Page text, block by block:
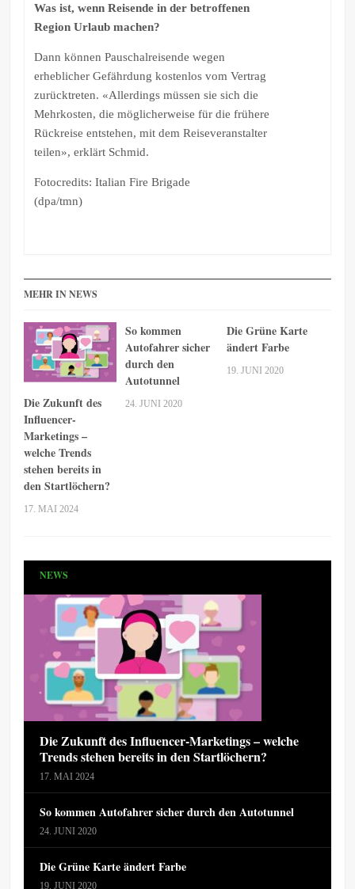
Was ist, wenn Reisende in der betroffenen
Region Urlaub machen?
Dann können Pauschalreisende wegen
erheblicher Gefährdung kostenlos vom Vertrag
zurücktreten. «Allerdings müssen sie sich die
Mehrkosten, die möglicherweise für die frühere
Rückreise entstehen, mit dem Reiseveranstalter
teilen», erklärt Schmid.
Fotocredits: Italian Fire Brigade
(dpa/tmn)
MEHR IN NEWS
Die Zukunft des
Influencer-
Marketings –
welche Trends
stehen bereits in
den Startlöchern?
17. MAI 2024
So kommen
Autofahrer sicher
durch den
Autotunnel
24. JUNI 2020
Die Grüne Karte
ändert Farbe
19. JUNI 2020
NEWS
Die Zukunft des Influencer-Marketings – welche
Trends stehen bereits in den Startlöchern?
17. MAI 2024
So kommen Autofahrer sicher durch den Autotunnel
24. JUNI 2020
Die Grüne Karte ändert Farbe
19. JUNI 2020